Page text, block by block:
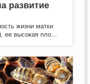
развитие
жизни матки
ее высокая пло...